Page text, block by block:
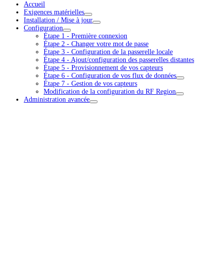
Accueil
Exigences matérielles
Installation / Mise à jour
Configuration
Étape 1 - Première connexion
Étape 2 - Changer votre mot de passe
Étape 3 - Configuration de la passerelle locale
Étape 4 - Ajout/configuration des passerelles distantes
Étape 5 - Provisionnement de vos capteurs
Étape 6 - Configuration de vos flux de données
Étape 7 - Gestion de vos capteurs
Modification de la configuration du RF Region
Administration avancée